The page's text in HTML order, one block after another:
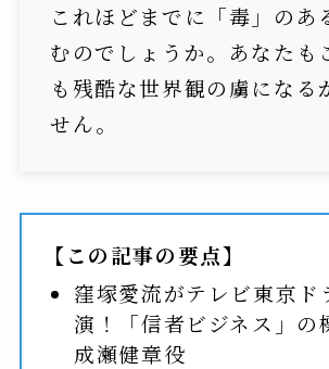
これほどまでに「毒」のあ
むのでしょうか。あなたも
も残酷な世界観の虜になる
せん。
【この記事の要点】
窪塚愛流がテレビ東京ド
演！「信者ビジネス」の
成瀬健章役